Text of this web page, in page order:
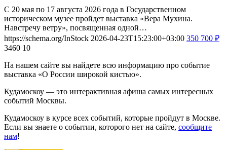
С 20 мая по 17 августа 2026 года в Государственном
историческом музее пройдет выставка «Вера Мухина.
Навстречу ветру», посвященная одной…
https://schema.org/InStock 2026-04-23T15:23:00+03:00 350 700 ₽
3460 10
На нашем сайте вы найдете всю информацию про событие
выставка «О России широкой кистью».
Кудамоскоу — это интерактивная афиша самых интересных
событий Москвы.
Кудамоскоу в курсе всех событий, которые пройдут в Москве.
Если вы знаете о событии, которого нет на сайте, сообщите
нам!